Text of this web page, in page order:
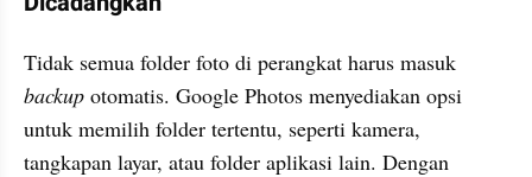
backup otomatis. Google Photos menyediakan opsi
untuk memilih folder tertentu, seperti kamera,
tangkapan layar, atau folder aplikasi lain. Dengan